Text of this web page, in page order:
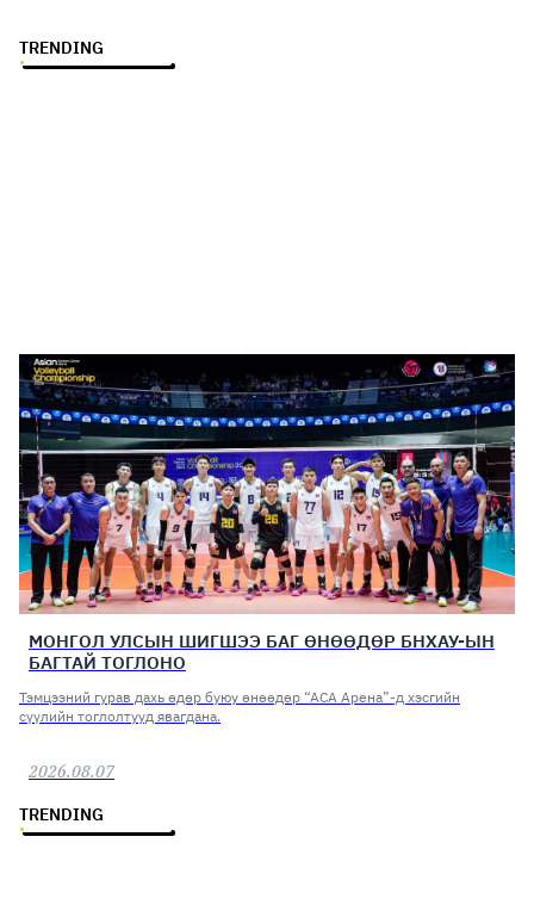
TRENDING
МОНГОЛ УЛСЫН ШИГШЭЭ БАГ ӨНӨӨДӨР БНХАУ-ЫН
БАГТАЙ ТОГЛОНО
Тэмцээний гурав дахь өдөр буюу өнөөдөр “АСА Арена”-д хэсгийн
сүүлийн тоглолтууд явагдана.
2026.08.07
TRENDING